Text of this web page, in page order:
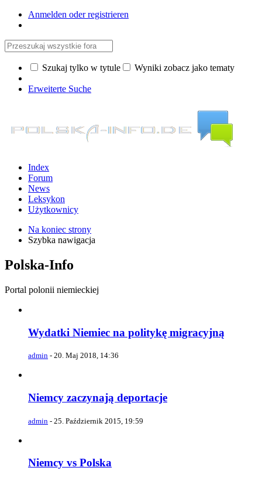
Anmelden oder registrieren
Szukaj tylko w tytule Wyniki zobacz jako tematy
Erweiterte Suche
Index
Forum
News
Leksykon
Użytkownicy
Na koniec strony
Szybka nawigacja
Polska-Info
Portal polonii niemieckiej
Wydatki Niemiec na politykę migracyjną
admin - 20. Maj 2018, 14:36
Niemcy zaczynają deportacje
admin - 25. Październik 2015, 19:59
Niemcy vs Polska